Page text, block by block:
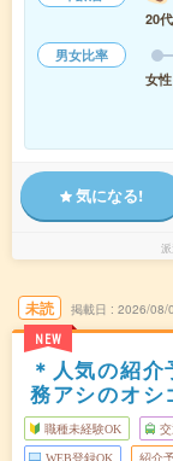
20代
男女比率
女性
気になる!
未読
NEW
掲載日 2026/08/
＊人気の紹
務アシのオシ
職種未経験OK
WEB登録OK 紹介